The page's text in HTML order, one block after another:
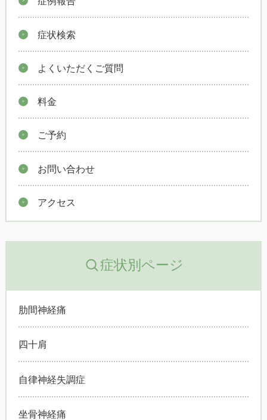
症状検索
よくいただくご質問
料金
ご予約
お問い合わせ
アクセス
症状別ページ
肋間神経痛
四十肩
自律神経失調症
坐骨神経痛